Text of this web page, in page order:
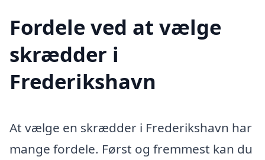
Fordele ved at vælge
skrædder i
Frederikshavn
At vælge en skrædder i Frederikshavn har
mange fordele. Først og fremmest kan du